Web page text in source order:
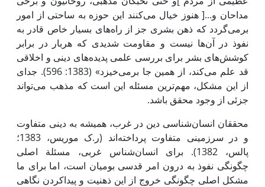
مداحان و...[ هنوز خیال می‌کنند ‌این حوزه به ساحتی از امور
برمی‌گردد که ذهن بشری جز از راه‌های بسیار خاص قادر به
نفوذ در آن‌ها نیست و مقاومت شدیدی که هربار در برابر
کوشش‌های بشر برای بررسی علمی‌ پدیده‌های دینی و اخلاقی
قد علم می‌کند، از همین جا برمی‌خیزد» (1383: 596). جدای
از ‌این مشکل، مهم‌ترین مسئله ‌این است که مذهب می‌تواند
جزئی از وجود محقق باشد.
محققان انسان‌شناسی دین در غرب، همیشه به دینی متفاوت
و در سرزمینی متفاوت پرداخته‌اند (ر.ک موریس، 1383؛
پالس، 1382). برای انسان‌شناس غربی، مسئلة اصلی
چگونگی نفوذ به درون امر قدسی بومیان است، اما برای ما
مشکل اصلی چگونگی خروج از‌ این ذهنیت و پیداکردن نگاهی